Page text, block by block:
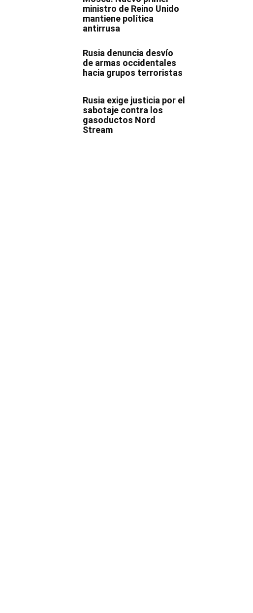
ministro de Reino Unido
mantiene política
antirrusa
Rusia denuncia desvío
de armas occidentales
hacia grupos terroristas
Rusia exige justicia por el
sabotaje contra los
gasoductos Nord
Stream